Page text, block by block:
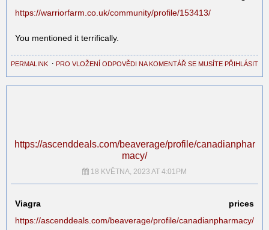
https://warriorfarm.co.uk/community/profile/153413/
You mentioned it terrifically.
PERMALINK ⋅ PRO VLOŽENÍ ODPOVĚDI NA KOMENTÁŘ SE MUSÍTE PŘIHLÁSIT
https://ascenddeals.com/beaverage/profile/canadianphar
macy/
18 KVĚTNA, 2023 AT 4:01PM
Viagra prices
https://ascenddeals.com/beaverage/profile/canadianpharmacy/